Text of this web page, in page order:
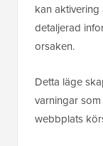
kan
detaljerad
orsaken.
Detta läge
varningar
webbplats